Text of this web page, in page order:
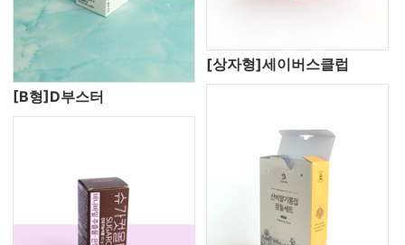
[B형]D부스터
[상자형]세이버스클럽